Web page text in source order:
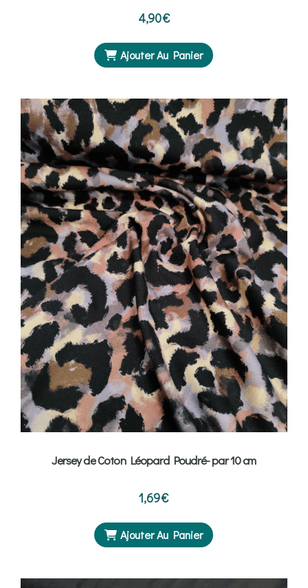
4,90€
Ajouter Au Panier
Jersey de Coton Léopard Poudré- par 10 cm
1,69€
Ajouter Au Panier